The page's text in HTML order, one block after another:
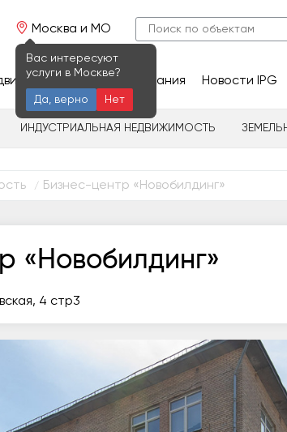
Москва и МО
Вас интересуют
услуги в Москве?
Да, верно Нет
Исследования Новости IPG
ИНДУСТРИАЛЬНАЯ НЕДВИЖИМОСТЬ
/ Бизнес-центр «Новобилдинг»
«Новобилдинг»
4 стр3